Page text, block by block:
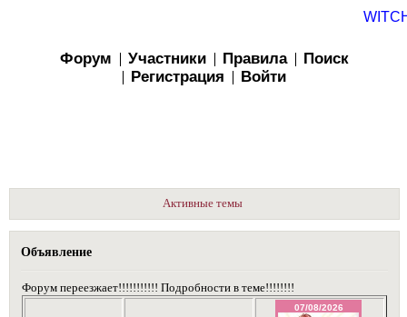
Форум Участники Правила
Поиск
Регистрация
Войти
Активные темы
Объявление
Форум переезжает!!!!!!!!!!! Подробности в теме!!!!!!!!